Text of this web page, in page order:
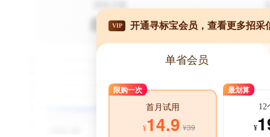
VIP 开通寻标宝会员，查看更多招采
单省会员
限购一次
首月试用
¥14.9 ¥39
最划算
12
¥